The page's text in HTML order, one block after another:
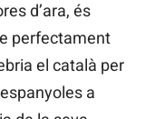
d’ara, és
perfectament
el català per
a